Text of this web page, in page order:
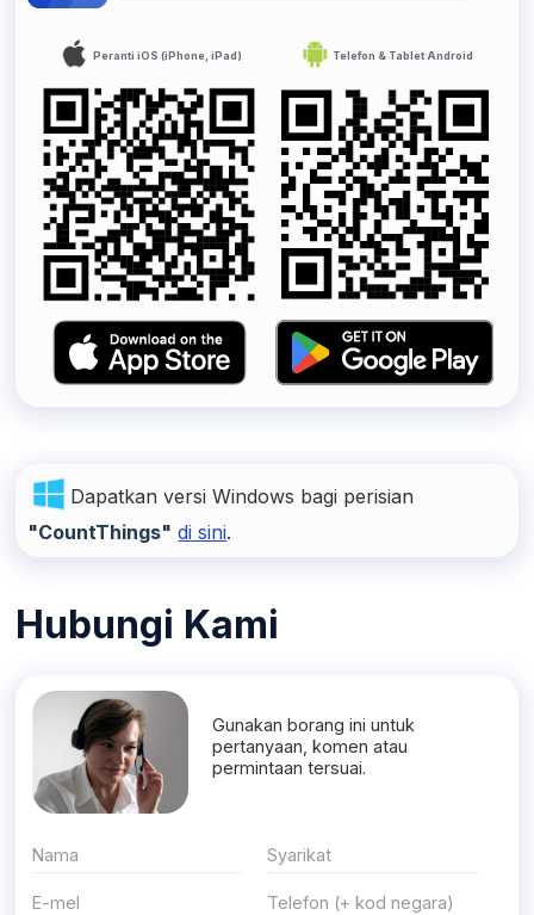
Peranti iOS (iPhone, iPad) Telefon & Tablet Android
Dapatkan versi Windows bagi perisian
"CountThings" di sini.
Hubungi Kami
Gunakan borang ini untuk
pertanyaan, komen atau
permintaan tersuai.